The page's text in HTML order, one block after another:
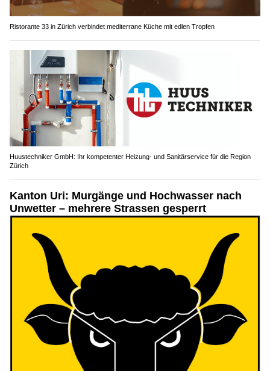
Ristorante 33 in Zürich verbindet mediterrane Küche mit edlen Tropfen
Huustechniker GmbH: Ihr kompetenter Heizung- und Sanitärservice für die Region
Zürich
Kanton Uri: Murgänge und Hochwasser nach
Unwetter – mehrere Strassen gesperrt